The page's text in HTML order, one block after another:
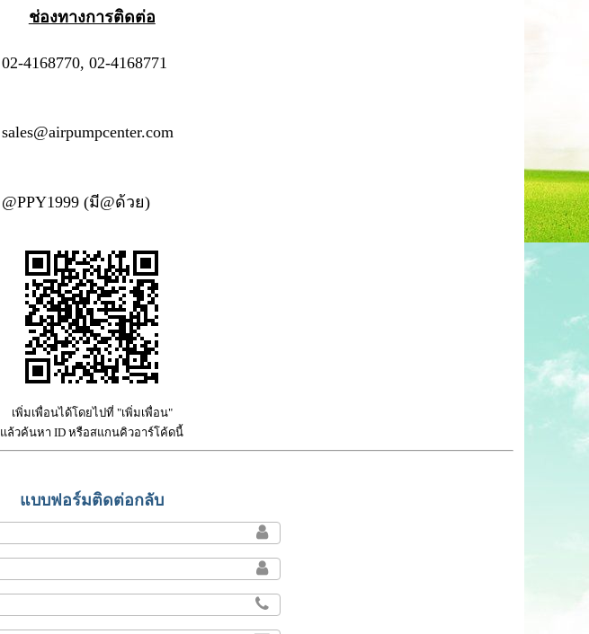
ช่องทางการติดต่อ
02-4168770,02-4168771
sales@airpumpcenter.com
@PPY1999 (มี@ด้วย)
เพิ่มเพื่อนได้โดยไปที่ "เพิ่มเพื่อน"
แล้วค้นหา ID หรือสแกนคิวอาร์โค้ดนี้
แบบฟอร์มติดต่อกลับ